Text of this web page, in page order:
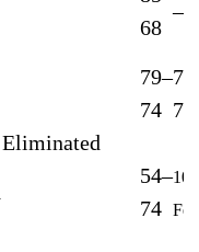
68
—
Eliminated
79–
74 72
54–
74
10
Feb